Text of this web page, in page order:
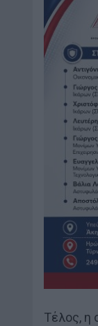
Τέλος, η